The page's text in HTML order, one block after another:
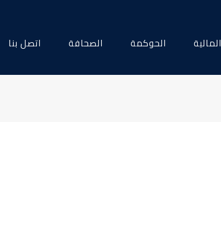
المالية الحوكمة الصحافة اتصل بنا